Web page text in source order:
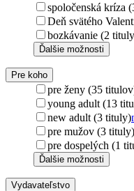
spoločenská kríza
Deň svätého
bozkávanie (2
Ďalšie možnosti
Pre koho
pre ženy (35
young adult (13
new adult (3 tituly)
pre mužov (3 tituly)
pre dospelých (1
Ďalšie možnosti
Vydavateľstvo